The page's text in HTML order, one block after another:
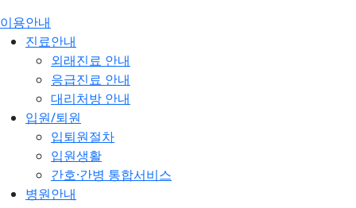
이용안내
진료안내
외래진료 안내
응급진료 안내
대리처방 안내
입원/퇴원
입퇴원절차
입원생활
간호·간병 통합서비스
병원안내